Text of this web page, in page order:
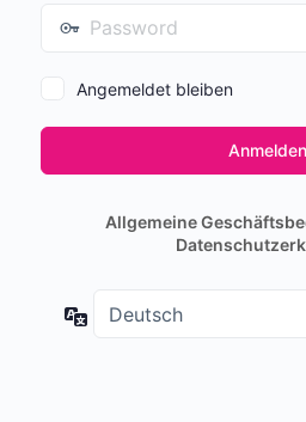
Angemeldet bleiben
Allgemeine
Sprache